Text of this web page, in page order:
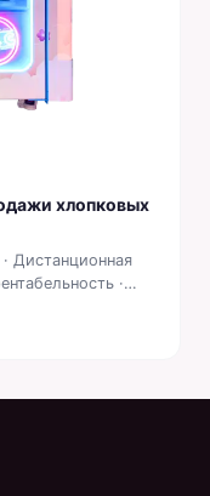
хлопковых
Дистанционная
·